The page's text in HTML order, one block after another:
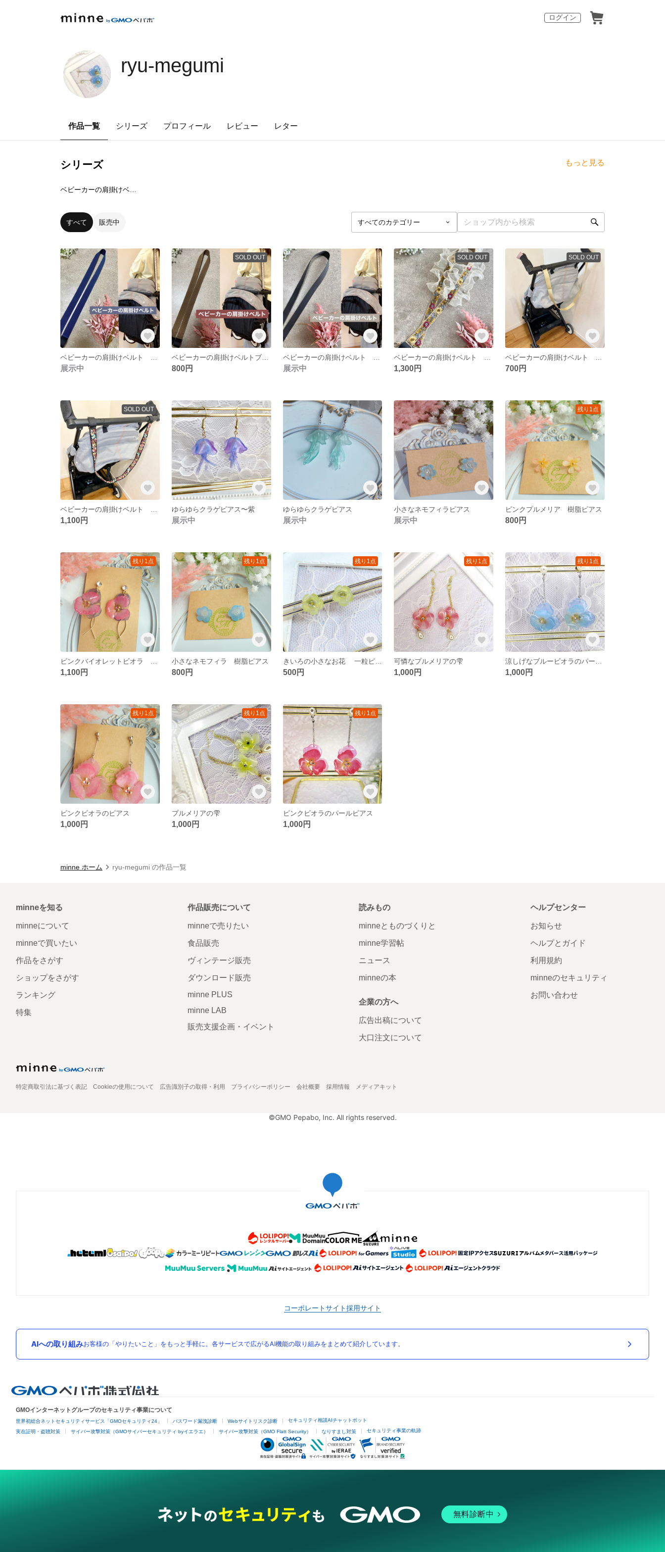
ログイン
ryu-megumi
作品一覧 シリーズ プロフィール レビュー レター
シリーズ もっと見る
すべて 販売中
展示中
SOLD OUT
ベビーカーの肩掛けベルトブラウン サイベックスリベル
800円 展示中
SOLD OUT
1,300円
SOLD OUT
700円
SOLD OUT
1,100円
ゆらゆらクラゲピアス〜紫
展示中
ゆらゆらクラゲピアス
展示中
小さなネモフィラピアス
展示中
残り1点
ピンクプルメリア 樹脂ピアス
800円
残り1点
1,100円
残り1点
小さなネモフィラ 樹脂ピアス
800円
残り1点
きいろの小さなお花 一粒ピアス
500円
残り1点
可憐なプルメリアの雫
1,000円
残り1点
1,000円
残り1点
ピンクビオラのピアス
1,000円
残り1点
プルメリアの雫
1,000円
残り1点
ピンクビオラのパールピアス
1,000円
minne ホーム ryu-megumi の作品一覧
minneを知る
minneについて
minneで買いたい
作品をさがす
ショップをさがす
ランキング
特集
作品販売について
minneで売りたい
食品販売
ヴィンテージ販売
ダウンロード販売
minne PLUS
minne LAB
販売支援企画・イベント
読みもの
minneとものづくりと
minne学習帖
ニュース
minneの本
企業の方へ
広告出稿について
大口注文について
ヘルプセンター
お知らせ
ヘルプとガイド
利用規約
minneのセキュリティ
お問い合わせ
特定商取引法に基づく表記 Cookieの使用について 広告識別子の取得・利用 プライバシーポリシー 会社概要 採用情報 メディアキット
©GMO Pepabo, Inc. All rights reserved.
コーポレートサイト採用サイト
AIへの取り組みお客様の「やりたいこと」をもっと手軽に。各サービスで広がるAI機能の取り組みをまとめて紹介しています。
GMOインターネットグループのセキュリティ事業について
世界初総合ネットセキュリティサービス「GMOセキュリティ24」 パスワード漏洩診断 Webサイトリスク診断 セキュリティ相談AIチャットボット
実在証明・盗聴対策 サイバー攻撃対策（GMOサイバーセキュリティ byイエラエ） サイバー攻撃対策（GMO Flatt Security） なりすまし対策 セキュリティ事業の軌跡
無料診断中